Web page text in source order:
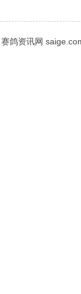
赛鸽资讯网